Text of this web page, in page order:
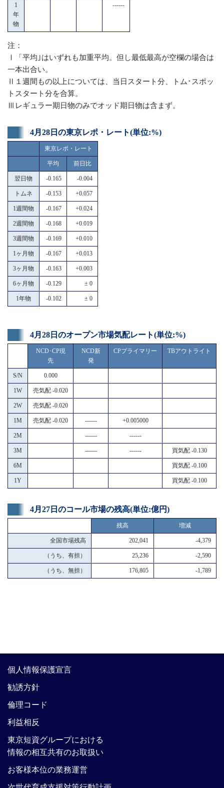
1
年
物
------
注：
Ⅰ「平均｣はいずれも加重平均。但し最低最高が空欄の場合は
一本出合い。
Ⅱ１週間もの以上については、当日スタート分、トム･スポッ
トスタート分を合算。
Ⅲレギュラー期日物のみでオッド期日物は含まず。
4月28日の東京レポ・レート(単位:%)
東京レポ・レート
平均 前日比
翌日物 -0.165 -0.004
トムネ -0.153 +0.057
1週間物 -0.167 +0.024
2週間物 -0.168 +0.019
3週間物 -0.169 +0.010
1ヶ月物 -0.167 +0.013
3ヶ月物 -0.163 +0.003
6ヶ月物 -0.129 ± 0
1年物 -0.102 ± 0
4月28日のオープン市場気配レート(単位:%)
NCD･CP現
先
NCD新
発
CPプライマリー TBアウトライト
S/N 0.000
1W 売気配 -0.020
2W 売気配 -0.020
1M 売気配 -0.020 ------ +0.005000
2M ------ ------
3M ------ ------ 買気配 -0.130
6M 買気配 -0.100
1Y 買気配 -0.100
4月27日のコール市場の残高(単位:億円)
残高 増減
全国市場残高 202,041 -4,379
（うち、有担） 25,236 -2,590
（うち、無担） 176,805 -1,789
個人情報保護宣言
勧誘方針
倫理コード
利益相反
東京短資グループにおける
情報の相互共有のお取扱い
お客様本位の業務運営